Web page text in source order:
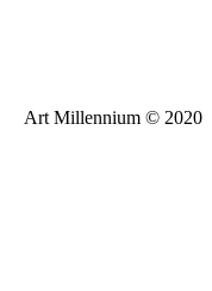
Art Millennium © 2020